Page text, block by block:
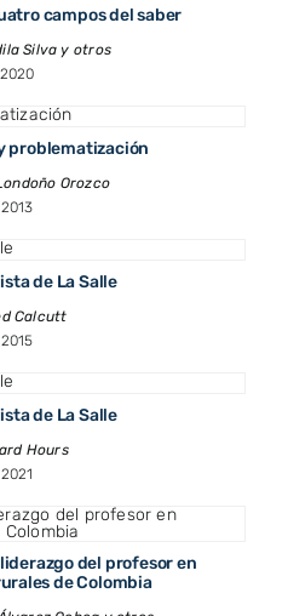
campos del saber
Silva y otros
2020
problematización
Orozco
2013
de La Salle
Calcutt
2015
de La Salle
Hours
2021
del profesor en
de Colombia